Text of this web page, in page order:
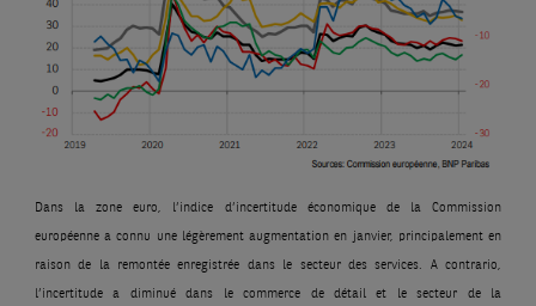
Dans la zone euro, l’indice d’incertitude économique de la Commission
européenne a connu une légèrement augmentation en janvier, principalement en
raison de la remontée enregistrée dans le secteur des services. A contrario,
l’incertitude a diminué dans le commerce de détail et le secteur de la